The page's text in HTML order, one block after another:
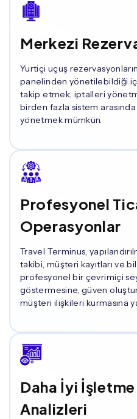
Merkezi
Yurtiçi uçuş
panelinden yönetilebildiği
takip etmek, iptalleri
birden fazla sistem
yönetmek mümkün.
Profesyonel
Operasyonlar
Travel Terminus,
takibi, müşteri kayıtları ve
profesyonel bir çevrimiçi
göstermesine, güven
müşteri ilişkileri kurmasına
Daha İyi
Analizleri